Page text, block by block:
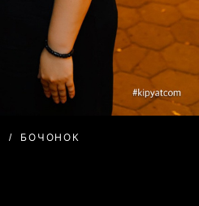
БОЧОНОК